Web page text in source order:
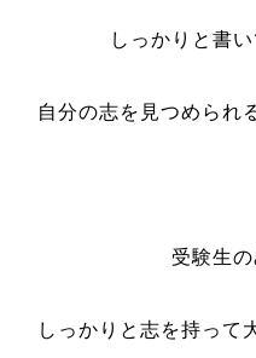
しっかりと書
自分の志を見つめられ
受験生の
しっかりと志を持って